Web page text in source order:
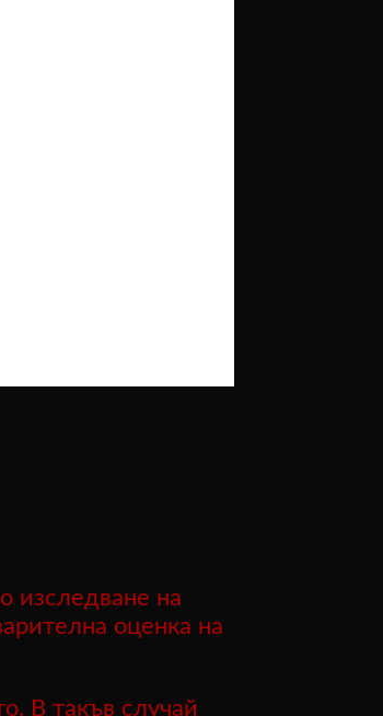
изследване на
оценка на
В такъв случай